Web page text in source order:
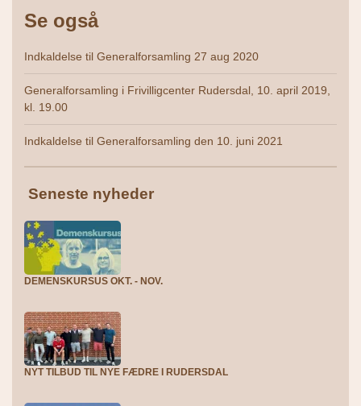
Se også
Indkaldelse til Generalforsamling 27 aug 2020
Generalforsamling i Frivilligcenter Rudersdal, 10. april 2019,
kl. 19.00
Indkaldelse til Generalforsamling den 10. juni 2021
Seneste nyheder
DEMENSKURSUS OKT. - NOV.
NYT TILBUD TIL NYE FÆDRE I RUDERSDAL